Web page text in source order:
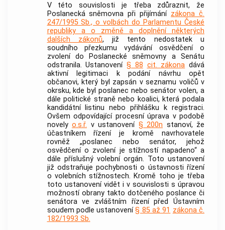
V této souvislosti je třeba zdůraznit, že
Poslanecká sněmovna při přijímání zákona č.
247/1995 Sb., o volbách do Parlamentu České
republiky a o změně a doplnění některých
dalších zákonů, již tento nedostatek u
soudního přezkumu vydávání osvědčení o
zvolení do Poslanecké sněmovny a Senátu
odstranila. Ustanovení § 88 cit. zákona dává
aktivní legitimaci k podání návrhu opět
občanovi, který byl zapsán v seznamu voličů v
okrsku, kde byl poslanec nebo senátor volen, a
dále politické straně nebo koalici, která podala
kandidátní listinu nebo přihlášku k registraci.
Ovšem odpovídající procesní úprava v podobě
novely o.s.ř. v ustanovení § 200n stanoví, že
účastníkem řízení je kromě navrhovatele
rovněž „poslanec nebo senátor, jehož
osvědčení o zvolení je stížností napadeno“ a
dále příslušný volební orgán. Toto ustanovení
již odstraňuje pochybnosti o ústavnosti řízení
o volebních stížnostech. Kromě toho je třeba
toto ustanovení vidět i v souvislosti s úpravou
možností obrany takto dotčeného poslance či
senátora ve zvláštním řízení před Ústavním
soudem podle ustanovení§ 85 až 91 zákona č.
182/1993 Sb.